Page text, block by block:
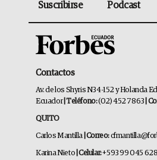
Suscribirse Podcast
Contactos
Av. de los Shyris N34-152 y Holanda
Ecuador | Teléfono:(02) 452 7863 |
QUITO
Carlos Mantilla | Correo:
Karina Nieto | Celular:+593 99 045